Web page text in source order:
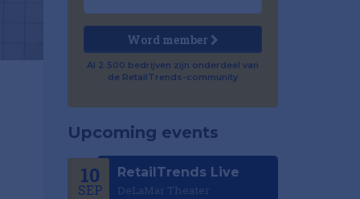
Word member
Al 2.500 bedrijven zijn onderdeel van
de RetailTrends-community
Upcoming events
10
SEP
RetailTrends Live
DeLaMar Theater